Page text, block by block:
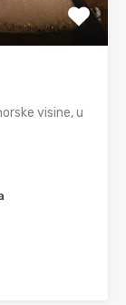
visine, u